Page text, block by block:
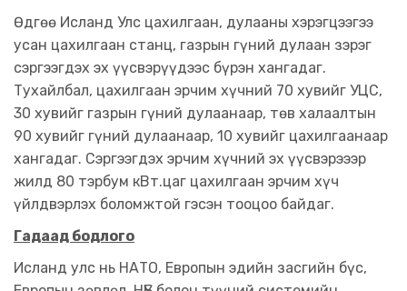
Өдгөө Исланд Улс цахилгаан, дулааны хэрэгцээгээ
усан цахилгаан станц, газрын гүний дулаан зэрэг
сэргээгдэх эх үүсвэрүүдээс бүрэн хангадаг.
Тухайлбал, цахилгаан эрчим хүчний 70 хувийг УЦС,
30 хувийг газрын гүний дулаанаар, төв халаалтын
90 хувийг гүний дулаанаар, 10 хувийг цахилгаанаар
хангадаг. Сэргээгдэх эрчим хүчний эх үүсвэрэээр
жилд 80 тэрбум кВт.цаг цахилгаан эрчим хүч
үйлдвэрлэх боломжтой гэсэн тооцоо байдаг.
Гадаад бодлого
Исланд улс нь НАТО, Европын эдийн засгийн бүс,